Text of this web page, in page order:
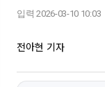
입력 2026-03-10 10:03
전아현 기자